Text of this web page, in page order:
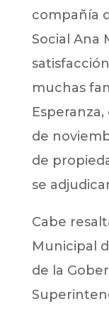
compañía
Social Ana
muchas
de
de
se
Cabe
Municipal
de la